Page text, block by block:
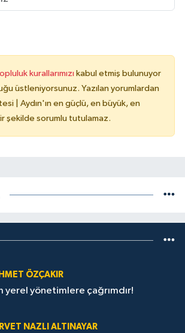
kurallarımızı kabul etmiş bulunuyor
üstleniyorsunuz. Yazılan yorumlardan
| Aydın'ın en güçlü, en büyük, en
şekilde sorumlu tutulamaz.
ÖZÇAKIR
yerel yönetimlere çağrımdır!
NAZLI ALTINAYAR